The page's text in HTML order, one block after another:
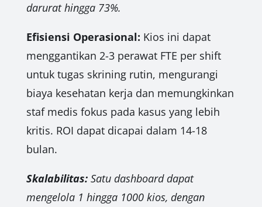
darurat hingga 73%.
Efisiensi Operasional: Kios ini dapat
menggantikan 2-3 perawat FTE per shift
untuk tugas skrining rutin, mengurangi
biaya kesehatan kerja dan memungkinkan
staf medis fokus pada kasus yang lebih
kritis. ROI dapat dicapai dalam 14-18
bulan.
Skalabilitas:Satu dashboard dapat
mengelola 1 hingga 1000 kios, dengan